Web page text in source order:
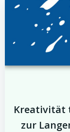
Kreativität
zur